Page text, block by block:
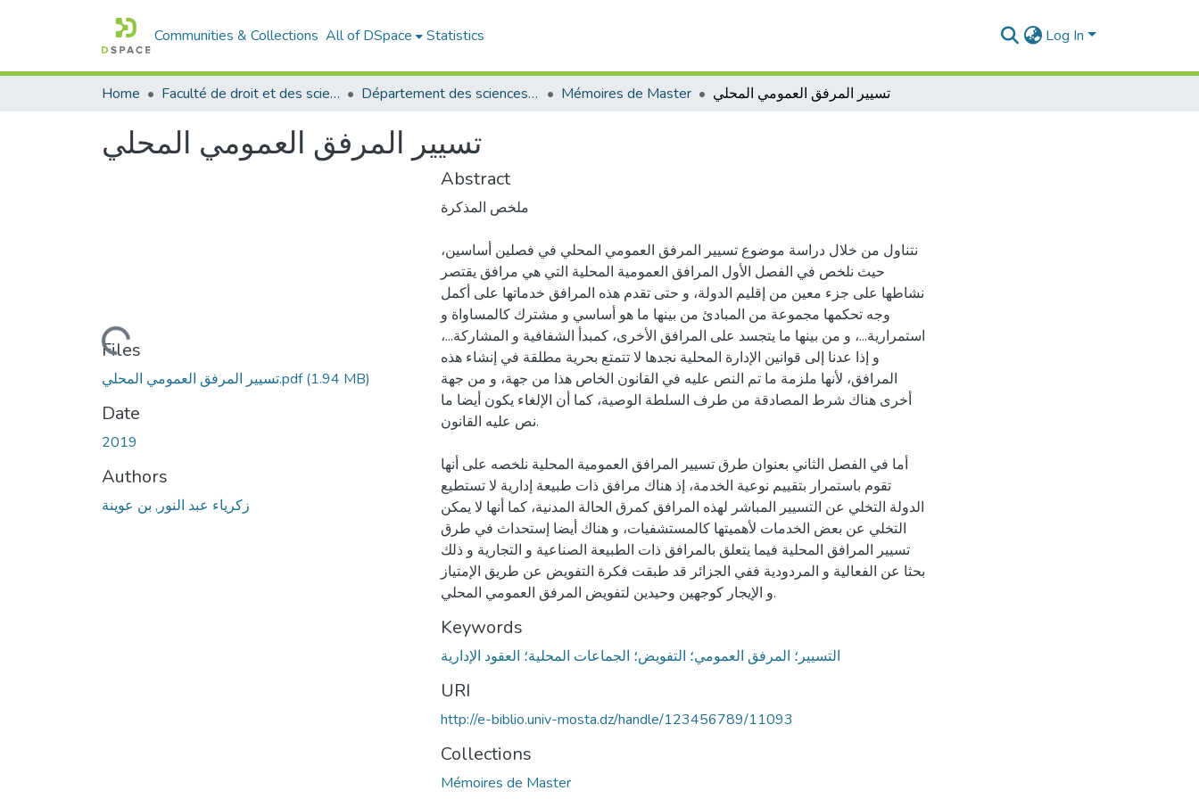
Communities & Collections All of DSpace Statistics Log In
Home Faculté de droit et des sciences politiques Département des sciences politiques Mémoires de Master تسيير المرفق العمومي المحلي
تسيير المرفق العمومي المحلي
Loading...
Files
تسيير المرفق العمومي المحلي.pdf(1.94 MB)
Date
2019
Authors
زكرياء عبد النور, بن عوينة
Abstract
ملخص المذكرة
نتناول من خلال دراسة موضوع تسيير المرفق العمومي المحلي في فصلين أساسين،
حيث نلخص في الفصل الأول المرافق العمومية المحلية التي هي مرافق يقتصر
نشاطها على جزء معين من إقليم الدولة، و حتى تقدم هذه المرافق خدماتها على أكمل
وجه تحكمها مجموعة من المبادئ من بينها ما هو أساسي و مشترك كالمساواة و
استمرارية...، و من بينها ما يتجسد على المرافق الأخرى، كمبدأ الشفافية و المشاركة...،
و إذا عدنا إلى قوانين الإدارة المحلية نجدها لا تتمتع بحرية مطلقة في إنشاء هذه
المرافق، لأنها ملزمة ما تم النص عليه في القانون الخاص هذا من جهة، و من جهة
أخرى هناك شرط المصادقة من طرف السلطة الوصية، كما أن الإلغاء يكون أيضا ما
نص عليه القانون.
أما في الفصل الثاني بعنوان طرق تسيير المرافق العمومية المحلية نلخصه على أنها
تقوم باستمرار بتقييم نوعية الخدمة، إذ هناك مرافق ذات طبيعة إدارية لا تستطيع
الدولة التخلي عن التسيير المباشر لهذه المرافق كمرق الحالة المدنية، كما أنها لا يمكن
التخلي عن بعض الخدمات لأهميتها كالمستشفيات، و هناك أيضا إستحداث في طرق
تسيير المرافق المحلية فيما يتعلق بالمرافق ذات الطبيعة الصناعية و التجارية و ذلك
بحثا عن الفعالية و المردودية ففي الجزائر قد طبقت فكرة التفويض عن طريق الإمتياز
و الإيجار كوجهين وحيدين لتفويض المرفق العمومي المحلي.
Keywords
التسيير؛ المرفق العمومي؛ التفويض؛ الجماعات المحلية؛ العقود الإدارية
URI
http://e-biblio.univ-mosta.dz/handle/123456789/11093
Collections
Mémoires de Master